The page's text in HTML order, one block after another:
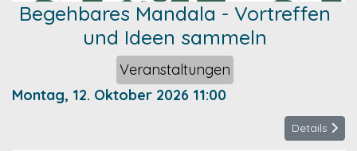
Begehbares Mandala - Vortreffen
und Ideen sammeln
Veranstaltungen
Montag, 12. Oktober 2026 11:00
Details